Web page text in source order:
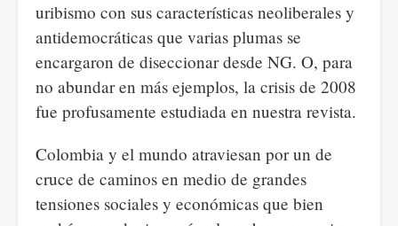
uribismo con sus características neoliberales y
antidemocráticas que varias plumas se
encargaron de diseccionar desde NG. O, para
no abundar en más ejemplos, la crisis de 2008
fue profusamente estudiada en nuestra revista.
Colombia y el mundo atraviesan por un de
cruce de caminos en medio de grandes
tensiones sociales y económicas que bien